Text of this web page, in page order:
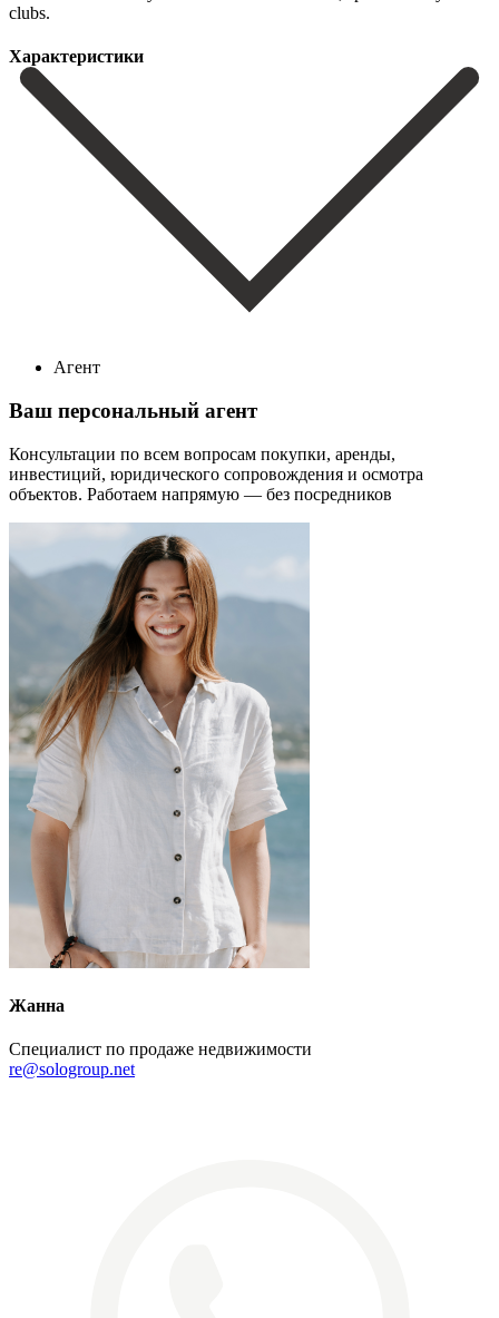
‌clubs.
Характеристики
Агент
Ваш персональный агент
Консультации по всем вопросам покупки, аренды,
инвестиций, юридического сопровождения и осмотра
объектов. Работаем напрямую — без посредников
Жанна
Специалист по продаже недвижимости
re@sologroup.net